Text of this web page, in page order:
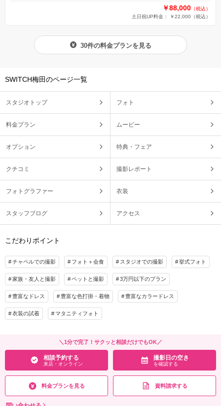
￥88,000 （税込）
土日祝UP料金： ￥22,000 （税込）
30件の料金プランを見る
SWITCH梅田のページ一覧
スタジオトップ フォト
料金プラン ムービー
オプション 特典・フェア
クチコミ 撮影レポート
フォトグラファー 衣装
スタッフブログ アクセス
こだわりポイント
チャペルでの撮影 フォト＋会食 スタジオでの撮影 挙式フォト
家族・友人と撮影 ペットと撮影 3万円以下のプラン
豊富なドレス 豊富な色打掛・着物 豊富なカラードレス
衣装の試着 マタニティフォト
＼1分で完了！サクッと相談だけでもOK／
相談予約する
来店・オンライン
撮影日の空き
を確認する
料金プランを見る 資料請求する